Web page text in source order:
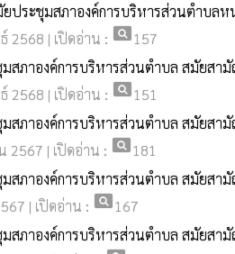
ยประชุมสภาองค์การบริหารส่วนตำบ
2568 | เปิดอ่าน : pageview157
ชุมสภาองค์การบริหารส่วนตำบล สมัยส
2568 | เปิดอ่าน : pageview151
ชุมสภาองค์การบริหารส่วนตำบล สมัยส
2567 | เปิดอ่าน : pageview181
ชุมสภาองค์การบริหารส่วนตำบล สมัยส
| เปิดอ่าน : pageview167
ชุมสภาองค์การบริหารส่วนตำบล สมัยส